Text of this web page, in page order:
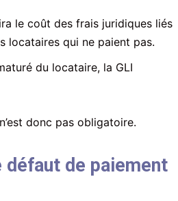
le coût des frais juridiques liés
locataires qui ne paient pas.
du locataire, la GLI
donc pas obligatoire.
défaut de paiement